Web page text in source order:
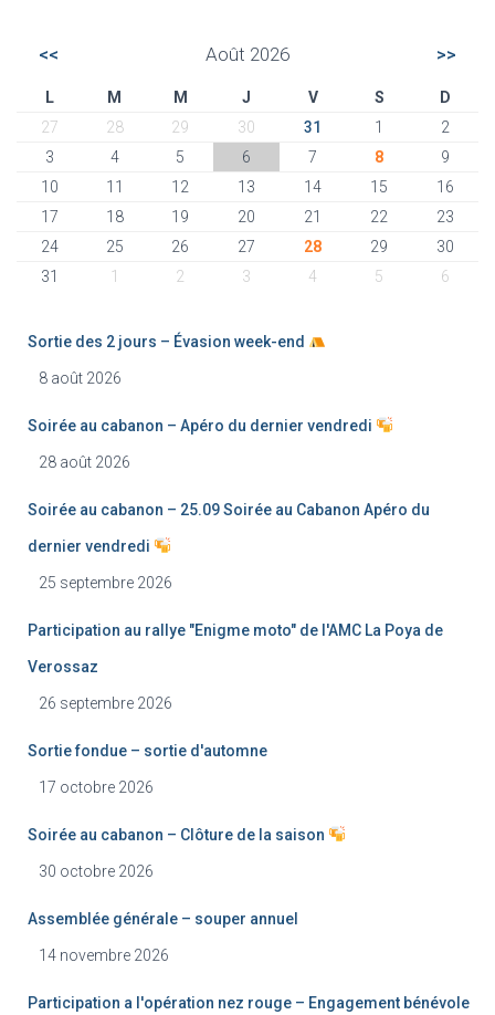
<< Août 2026 >>
L M M J V S
D
27
28 29 30 31 1
2
3
4 5 6 7 8
9
10
11 12 13 14 15
16
17
18 19 20 21 22
23
24
25 26 27 28 29
30
31
1 2 3 4 5 6
Sortie des 2 jours – Évasion week-end
8 août 2026
Soirée au cabanon – Apéro du dernier vendredi
28 août 2026
Soirée au cabanon – 25.09 Soirée au Cabanon Apéro du
dernier vendredi
25 septembre 2026
Participation au rallye "Enigme moto" de l'AMC La Poya de
Verossaz
26 septembre 2026
Sortie fondue – sortie d'automne
17 octobre 2026
Soirée au cabanon – Clôture de la saison
30 octobre 2026
Assemblée générale – souper annuel
14 novembre 2026
Participation a l'opération nez rouge – Engagement bénévole